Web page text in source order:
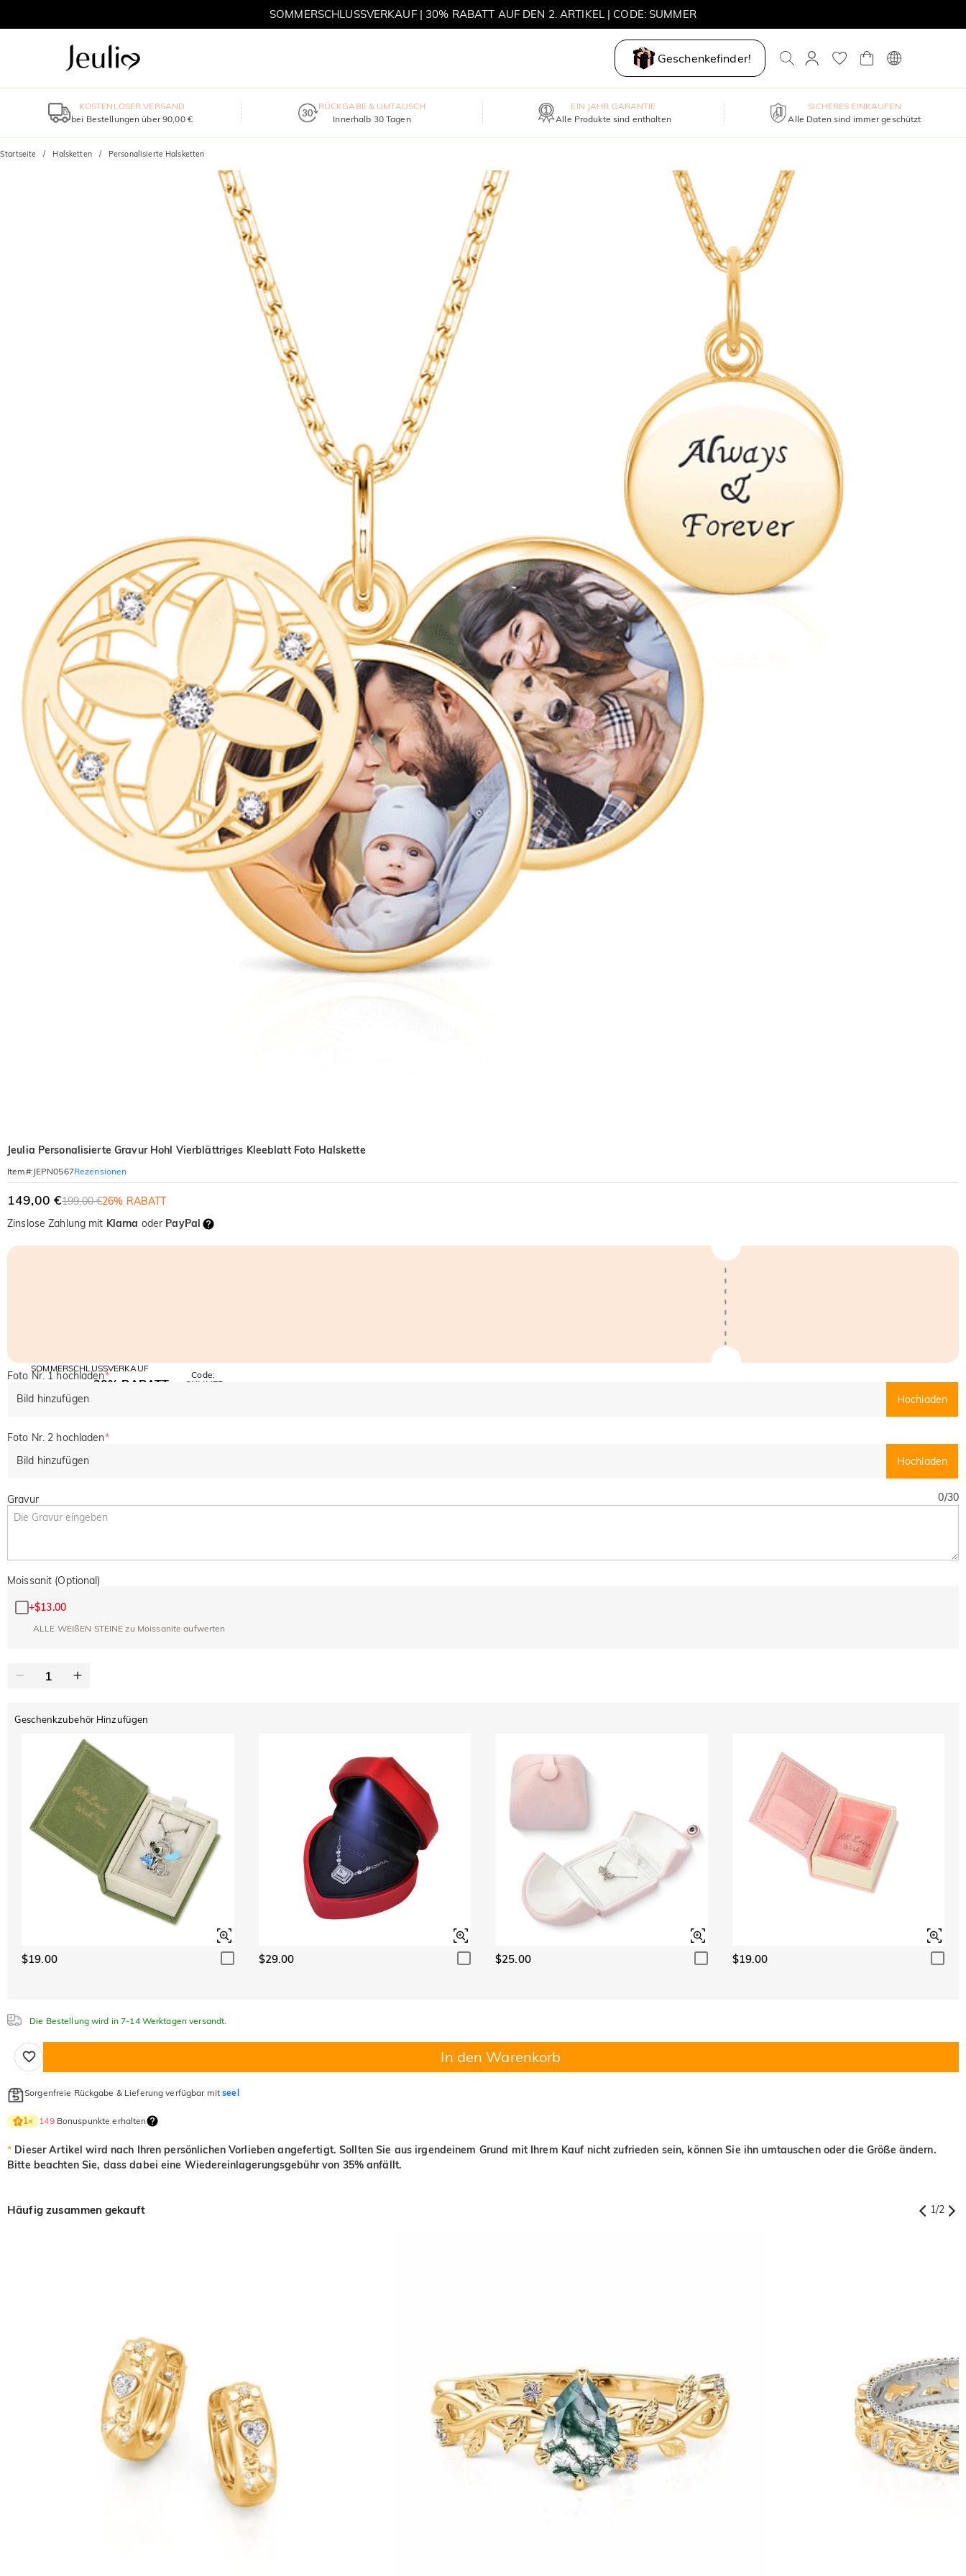
Geschenkefinder!
KOSTENLOSER VERSAND
bei Bestellungen über 90,00 €
RÜCKGABE & UMTAUSCH
Innerhalb 30 Tagen
EIN JAHR GARANTIE
Alle Produkte sind enthalten
SICHERES EINKAUFEN
Alle Daten sind immer geschützt
Startseite Halsketten Personalisierte Halsketten
Jeulia Personalisierte Gravur Hohl Vierblättriges Kleeblatt Foto Halskette
Item#: JEPN0567Rezensionen
149,00 €199,00 €26% RABATT
Zinslose Zahlung mit Klarna oder PayPal
SOMMERSCHLUSSVERKAUF
AUF ALLES
30% RABATT
Code:
SUMMER
Foto Nr. 1 hochladen*
Bild hinzufügen
Hochladen
Foto Nr. 2 hochladen*
Bild hinzufügen
Hochladen
Gravur 0/30
Moissanit (Optional)
+$13.00
ALLE WEIßEN STEINE zu Moissanite aufwerten
Geschenkzubehör Hinzufügen
$19.00 $29.00 $25.00 $19.00
Die Bestellung wird in 7-14 Werktagen versandt.
In den Warenkorb
Sorgenfreie Rückgabe & Lieferung verfügbar mitseel
1× 149Bonuspunkte erhalten
* Dieser Artikel wird nach Ihren persönlichen Vorlieben angefertigt. Sollten Sie aus irgendeinem Grund mit Ihrem Kauf nicht zufrieden sein, können Sie ihn umtauschen oder die Größe ändern.
Bitte beachten Sie, dass dabei eine Wiedereinlagerungsgebühr von 35% anfällt.
Häufig zusammen gekauft 1/2